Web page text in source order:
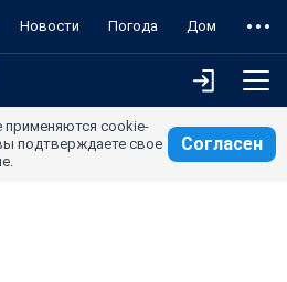
Новости Погода Дом
применяются cookie-
подтверждаете свое
Согласен